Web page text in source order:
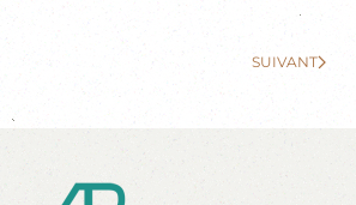
SUIVANT